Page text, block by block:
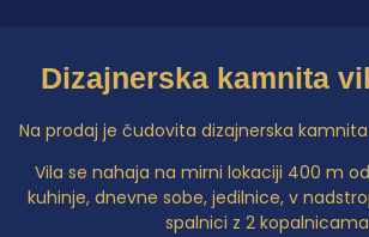
Dizajnerska kamnita
Na prodaj je čudovita dizajnerska kamnita
Vila se nahaja na mirni lokaciji 400 m
kuhinje, dnevne sobe, jedilnice, v
spalnici z 2